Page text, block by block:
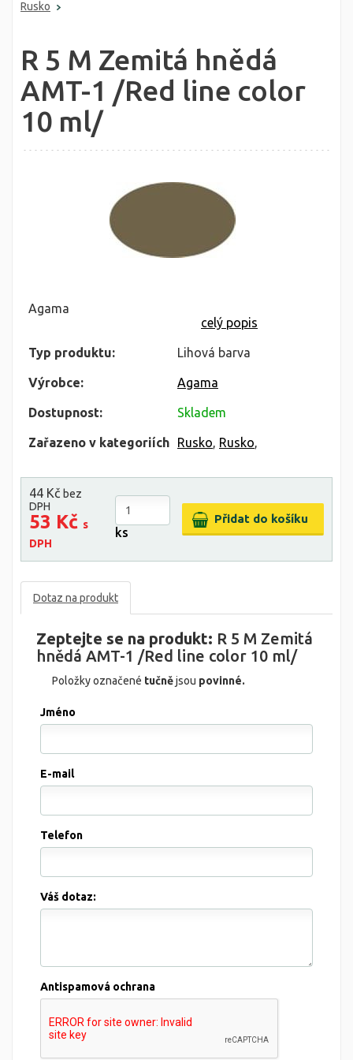
Rusko
R 5 M Zemitá hnědá
AMT-1 /Red line color
10 ml/
Agama
celý popis
Typ produktu: Lihová barva
Výrobce: Agama
Dostupnost: Skladem
Zařazeno v kategoriích Rusko, Rusko,
44 Kč bez
DPH
53 Kč s
DPH
ks
Dotaz na produkt
Zeptejte se na produkt: R 5 M Zemitá
hnědá AMT-1 /Red line color 10 ml/
Položky označené tučnějsou povinné.
Jméno
E-mail
Telefon
Váš dotaz:
Antispamová ochrana